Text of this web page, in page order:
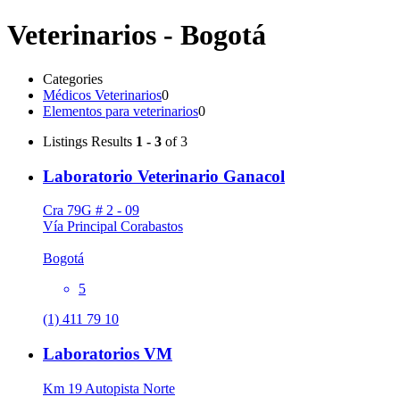
Veterinarios - Bogotá
Categories
Médicos Veterinarios0
Elementos para veterinarios0
Listings Results 1 - 3 of 3
Laboratorio Veterinario Ganacol
Cra 79G # 2 - 09
Vía Principal Corabastos
Bogotá
5
(1) 411 79 10
Laboratorios VM
Km 19 Autopista Norte